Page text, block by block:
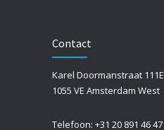
Contact
Karel Doormanstraat 111E
1055 VE Amsterdam West
Telefoon: +31 20 891 46 47